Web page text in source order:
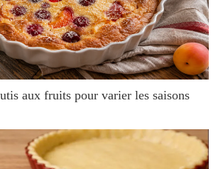
aux fruits pour varier les saisons